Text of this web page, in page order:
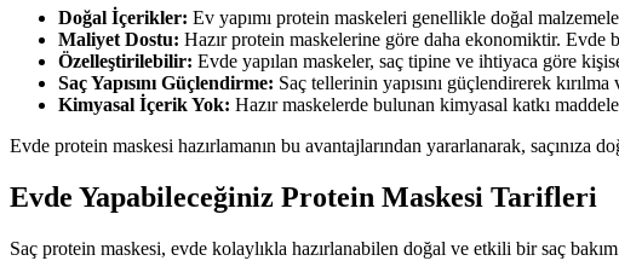
Doğal İçerikler: Ev yapımı protein maskeleri genellikle doğal
Maliyet Dostu: Hazır protein maskelerine göre daha ekonomiktir. Evde
Özelleştirilebilir: Evde yapılan maskeler, saç tipine ve ihtiyaca göre
Saç Yapısını Güçlendirme: Saç tellerinin yapısını güçlendirerek
Kimyasal İçerik Yok: Hazır maskelerde bulunan kimyasal katkı
Evde protein maskesi hazırlamanın bu avantajlarından yararlanarak, saçınıza
Evde Yapabileceğiniz Protein Maskesi Tarifleri
Saç protein maskesi, evde kolaylıkla hazırlanabilen doğal ve etkili bir saç